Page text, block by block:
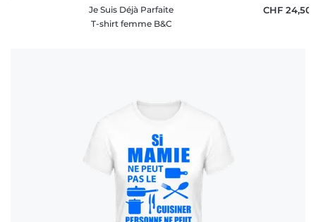
Je Suis Déjà Parfaite
T-shirt femme B&C
CHF 24,50